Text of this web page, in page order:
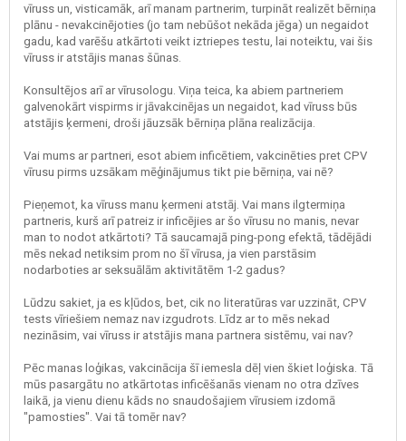
vīruss un, visticamāk, arī manam partnerim, turpināt realizēt bērniņa
plānu - nevakcinējoties (jo tam nebūšot nekāda jēga) un negaidot
gadu, kad varēšu atkārtoti veikt iztriepes testu, lai noteiktu, vai šis
vīruss ir atstājis manas šūnas.
Konsultējos arī ar vīrusologu. Viņa teica, ka abiem partneriem
galvenokārt vispirms ir jāvakcinējas un negaidot, kad vīruss būs
atstājis ķermeni, droši jāuzsāk bērniņa plāna realizācija.
Vai mums ar partneri, esot abiem inficētiem, vakcinēties pret CPV
vīrusu pirms uzsākam mēģinājumus tikt pie bērniņa, vai nē?
Pieņemot, ka vīruss manu ķermeni atstāj. Vai mans ilgtermiņa
partneris, kurš arī patreiz ir inficējies ar šo vīrusu no manis, nevar
man to nodot atkārtoti? Tā saucamajā ping-pong efektā, tādējādi
mēs nekad netiksim prom no šī vīrusa, ja vien parstāsim
nodarboties ar seksuālām aktivitātēm 1-2 gadus?
Lūdzu sakiet, ja es kļūdos, bet, cik no literatūras var uzzināt, CPV
tests vīriešiem nemaz nav izgudrots. Līdz ar to mēs nekad
nezināsim, vai vīruss ir atstājis mana partnera sistēmu, vai nav?
Pēc manas loģikas, vakcinācija šī iemesla dēļ vien škiet loģiska. Tā
mūs pasargātu no atkārtotas inficēšanās vienam no otra dzīves
laikā, ja vienu dienu kāds no snaudošajiem vīrusiem izdomā
"pamosties". Vai tā tomēr nav?